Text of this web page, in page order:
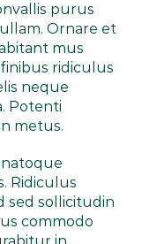
purus
Ornare et
mus
ridiculus
neque
Potenti
metus.
Ridiculus
sed sollicitudin
commodo